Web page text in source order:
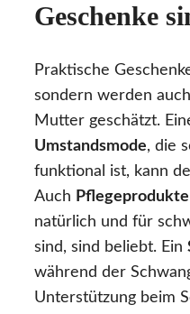
Geschenke
Praktische
sondern werden
Mutter geschätzt.
Umstandsmode, die
funktional ist, kann
Auch Pflegeprodukte
natürlich und für
sind, sind beliebt. Ein
während der
Unterstützung beim